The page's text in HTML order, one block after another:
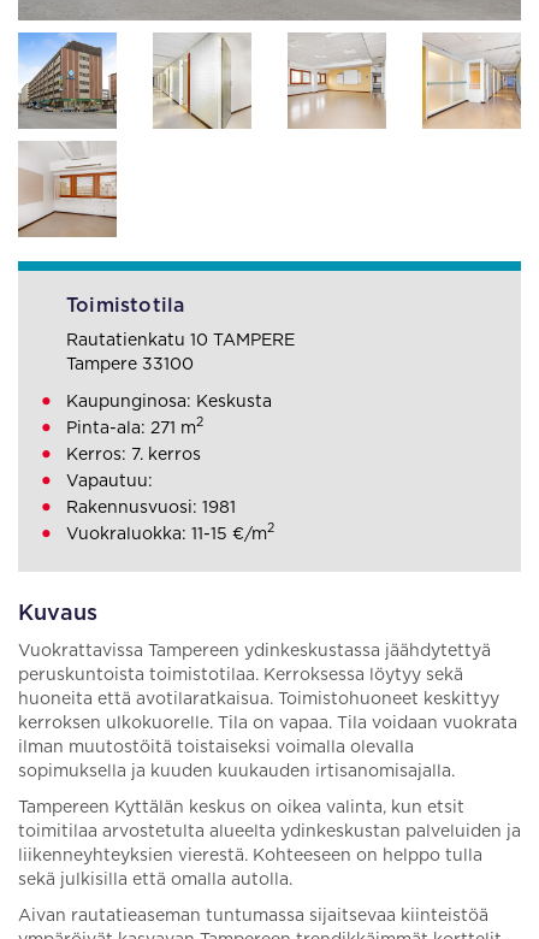
Kuvaus
Vuokrattavissa Tampereen ydinkeskustassa jäähdytettyä
peruskuntoista toimistotilaa. Kerroksessa löytyy sekä
huoneita että avotilaratkaisua. Toimistohuoneet keskittyy
kerroksen ulkokuorelle. Tila on vapaa. Tila voidaan vuokrata
ilman muutostöitä toistaiseksi voimalla olevalla
sopimuksella ja kuuden kuukauden irtisanomisajalla.
Tampereen Kyttälän keskus on oikea valinta, kun etsit
toimitilaa arvostetulta alueelta ydinkeskustan palveluiden ja
liikenneyhteyksien vierestä. Kohteeseen on helppo tulla
sekä julkisilla että omalla autolla.
Aivan rautatieaseman tuntumassa sijaitsevaa kiinteistöä
Toimistotila
Rautatienkatu 10 TAMPERE
Tampere 33100
Kaupunginosa: Keskusta
Pinta-ala: 271 m2
Kerros: 7. kerros
Vapautuu:
Rakennusvuosi: 1981
Vuokraluokka: 11-15 €/m2